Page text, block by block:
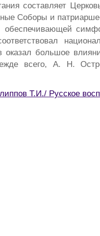
составляет
Соборы и
обеспечивающей
оказал большое
всего, А. Н.
Т.И./ Русское